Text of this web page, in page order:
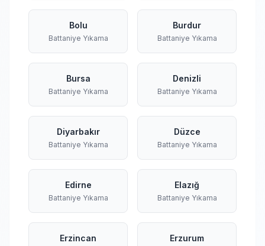
Bolu
Battaniye Yıkama
Burdur
Battaniye Yıkama
Bursa
Battaniye Yıkama
Denizli
Battaniye Yıkama
Diyarbakır
Battaniye Yıkama
Düzce
Battaniye Yıkama
Edirne
Battaniye Yıkama
Elazığ
Battaniye Yıkama
Erzincan Erzurum